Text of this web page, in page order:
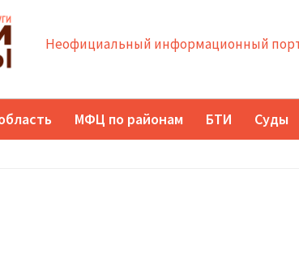
Неофициальный информационный
МФЦ по районам БТИ Суды